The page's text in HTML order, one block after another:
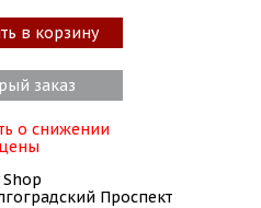
в корзину
заказ
о снижении
цены
Проспект